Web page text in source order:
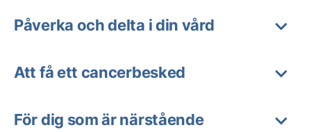
Påverka och delta i din vård
Att få ett cancerbesked
För dig som är närstående